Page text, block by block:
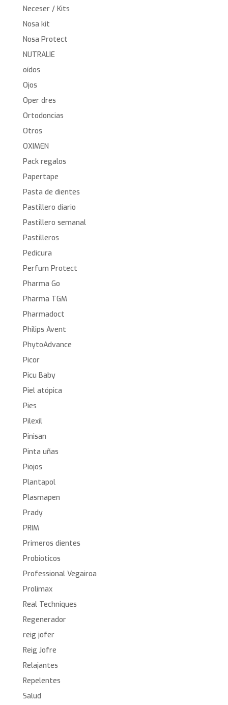
Neceser / Kits
Nosa kit
Nosa Protect
NUTRALIE
oídos
Ojos
Oper dres
Ortodoncias
Otros
OXIMEN
Pack regalos
Papertape
Pasta de dientes
Pastillero diario
Pastillero semanal
Pastilleros
Pedicura
Perfum Protect
Pharma Go
Pharma TGM
Pharmadoct
Philips Avent
PhytoAdvance
Picor
Picu Baby
Piel atópica
Pies
Pilexil
Pinisan
Pinta uñas
Piojos
Plantapol
Plasmapen
Prady
PRIM
Primeros dientes
Probioticos
Professional Vegairoa
Prolimax
Real Techniques
Regenerador
reig jofer
Reig Jofre
Relajantes
Repelentes
Salud